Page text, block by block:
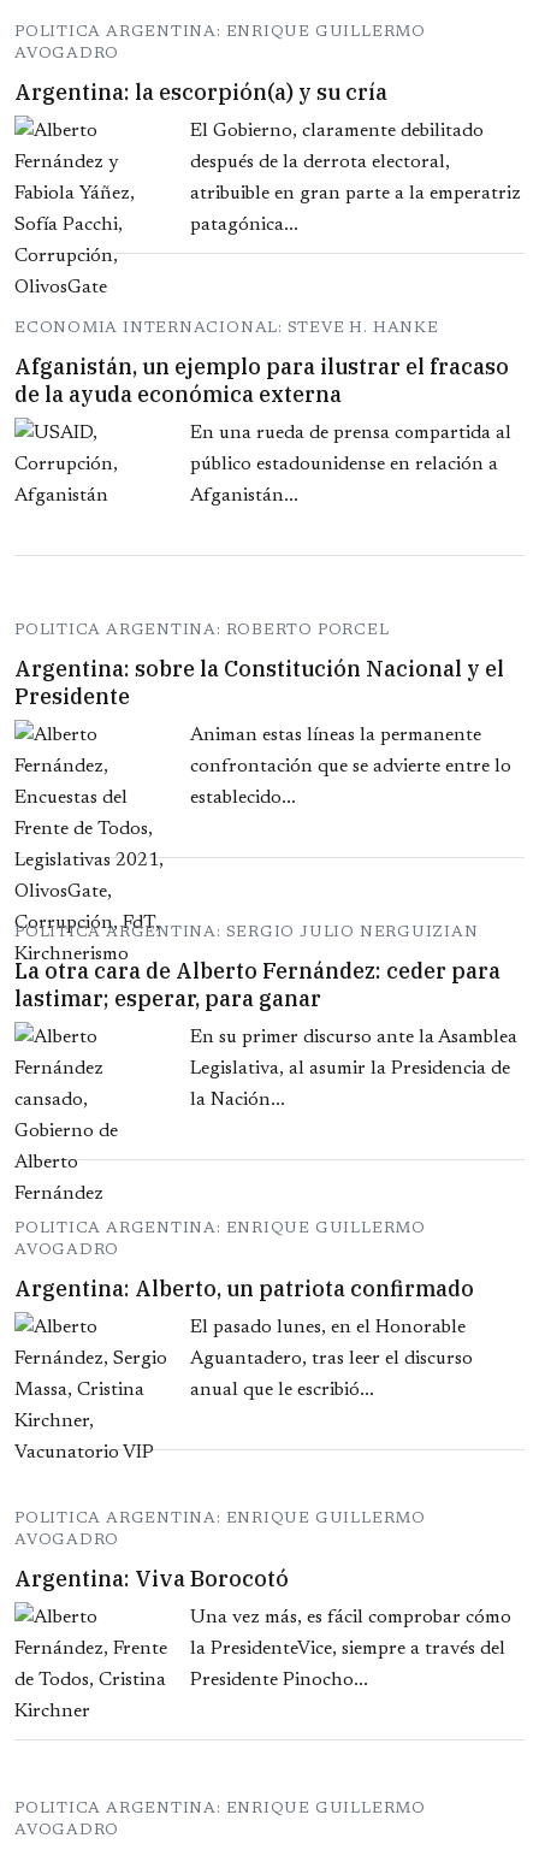
POLITICA ARGENTINA: ENRIQUE GUILLERMO
AVOGADRO
Argentina: la escorpión(a) y su cría
El Gobierno, claramente debilitado
después de la derrota electoral,
atribuible en gran parte a la emperatriz
patagónica...
ECONOMIA INTERNACIONAL: STEVE H. HANKE
Afganistán, un ejemplo para ilustrar el fracaso
de la ayuda económica externa
En una rueda de prensa compartida al
público estadounidense en relación a
Afganistán...
POLITICA ARGENTINA: ROBERTO PORCEL
Argentina: sobre la Constitución Nacional y el
Presidente
Animan estas líneas la permanente
confrontación que se advierte entre lo
establecido...
POLITICA ARGENTINA: SERGIO JULIO NERGUIZIAN
La otra cara de Alberto Fernández: ceder para
lastimar; esperar, para ganar
En su primer discurso ante la Asamblea
Legislativa, al asumir la Presidencia de
la Nación...
POLITICA ARGENTINA: ENRIQUE GUILLERMO
AVOGADRO
Argentina: Alberto, un patriota confirmado
El pasado lunes, en el Honorable
Aguantadero, tras leer el discurso
anual que le escribió...
POLITICA ARGENTINA: ENRIQUE GUILLERMO
AVOGADRO
Argentina: Viva Borocotó
Una vez más, es fácil comprobar cómo
la PresidenteVice, siempre a través del
Presidente Pinocho...
POLITICA ARGENTINA: ENRIQUE GUILLERMO
AVOGADRO